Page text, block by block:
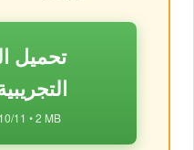
11 • 2 MB